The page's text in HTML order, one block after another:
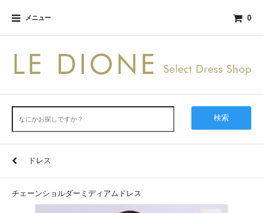
メニュー 0
検索
ドレス
チェーンショルダーミディアムドレス